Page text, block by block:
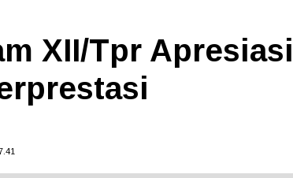
XII/Tpr